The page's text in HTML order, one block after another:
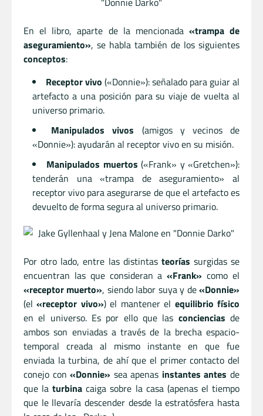
En el libro, aparte de la mencionada «trampa de
aseguramiento», se habla también de los siguientes
conceptos:
Receptor vivo («Donnie»): señalado para guiar al
artefacto a una posición para su viaje de vuelta al
universo primario.
Manipulados vivos (amigos y vecinos de
«Donnie»): ayudarán al receptor vivo en su misión.
Manipulados muertos («Frank» y «Gretchen»):
tenderán una «trampa de aseguramiento» al
receptor vivo para asegurarse de que el artefacto es
devuelto de forma segura al universo primario.
Por otro lado, entre las distintas teorías surgidas se
encuentran las que consideran a«Frank» como el
«receptor muerto», siendo labor suya y de«Donnie»
(el«receptor vivo») el mantener el equilibrio físico
en el universo. Es por ello que las conciencias de
ambos son enviadas a través de la brecha espacio-
temporal creada al mismo instante en que fue
enviada la turbina, de ahí que el primer contacto del
conejo con«Donnie» sea apenas instantes antes de
que laturbina caiga sobre la casa (apenas el tiempo
que le llevaría descender desde la estratósfera hasta